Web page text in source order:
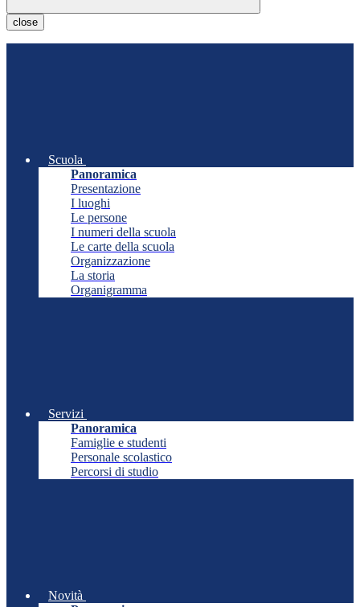
close
Scuola
Panoramica
Presentazione
I luoghi
Le persone
I numeri della scuola
Le carte della scuola
Organizzazione
La storia
Organigramma
Servizi
Panoramica
Famiglie e studenti
Personale scolastico
Percorsi di studio
Novità